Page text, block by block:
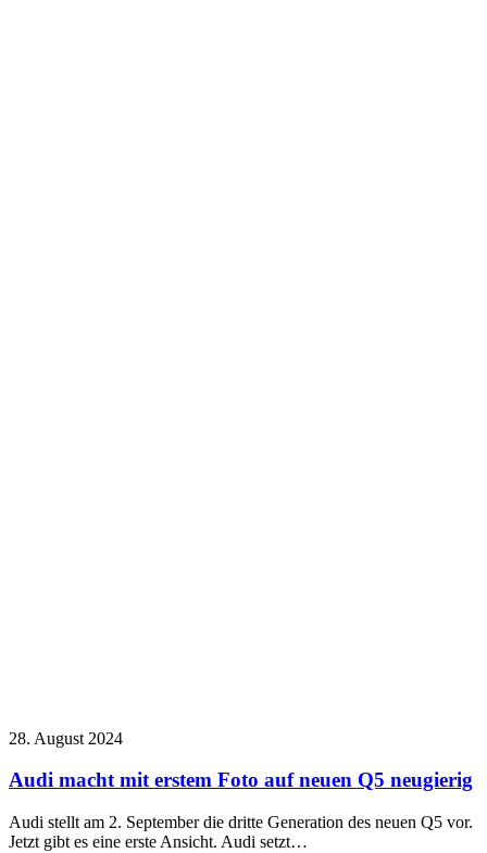
28. August 2024
Audi macht mit erstem Foto auf neuen Q5 neugierig
Audi stellt am 2. September die dritte Generation des neuen Q5 vor.
Jetzt gibt es eine erste Ansicht. Audi setzt…